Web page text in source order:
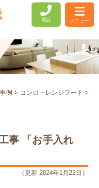
電話 メニュー
例 > コンロ・レンジフード >
事 「お手入れ
（更新 2024年1月22日）